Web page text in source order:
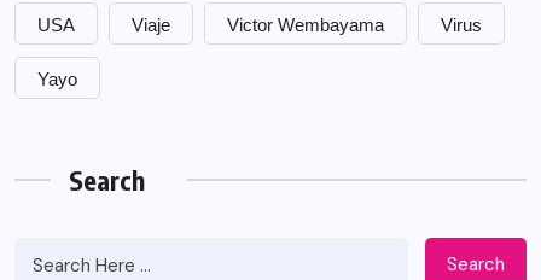
USA Viaje Victor Wembayama Virus
Yayo
Search
Search